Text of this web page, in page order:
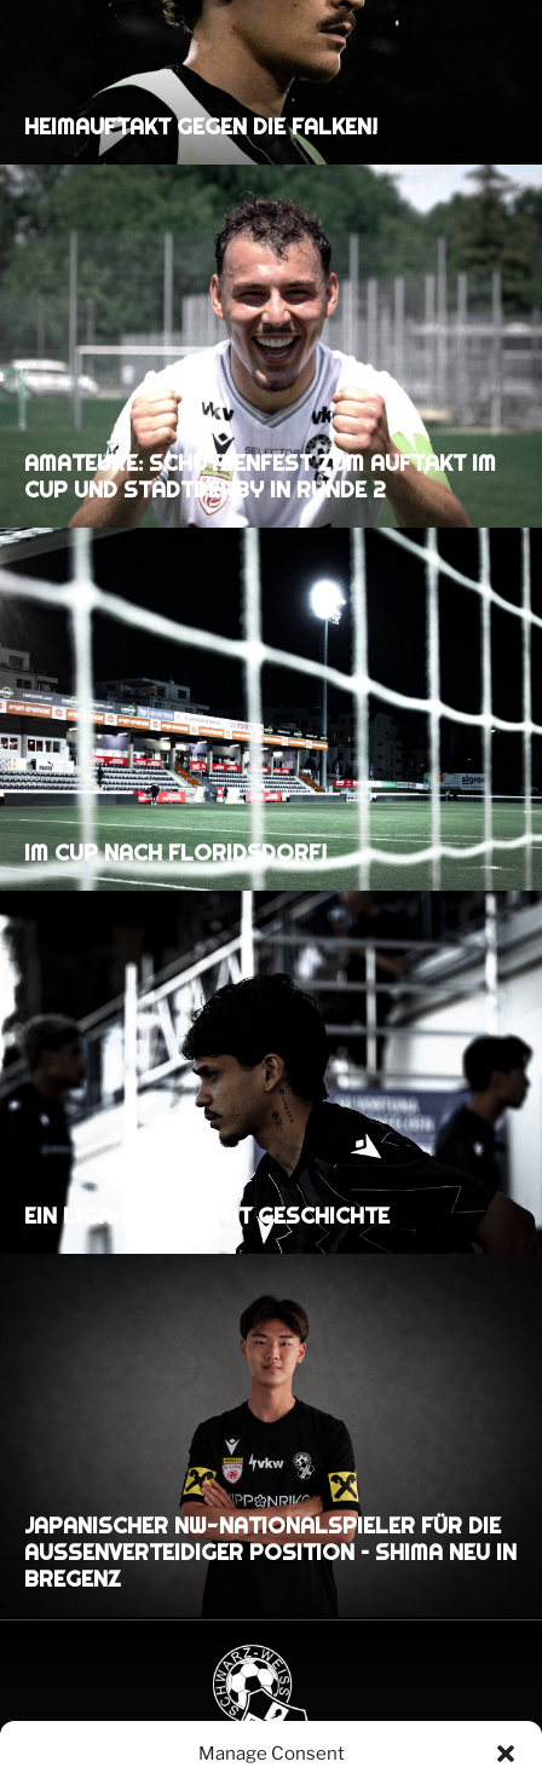
Manage Consent
HEIMAUFTAKT GEGEN DIE FALKEN!
AMATEURE: SCHÜTZENFEST ZUM AUFTAKT IM
CUP UND STADTDERBY IN RUNDE 2
IM CUP NACH FLORIDSDORF!
EIN LIGAAUFTAKT MIT GESCHICHTE
JAPANISCHER NW-NATIONALSPIELER FÜR DIE
AUSSENVERTEIDIGER POSITION – SHIMA NEU IN B
REGENZ